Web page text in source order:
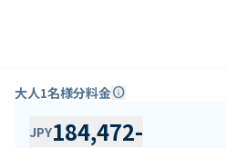
大人1名様分料金info
JPY184,472-